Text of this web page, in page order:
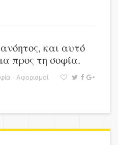
και αυτό
προς τη σοφία.
· Αφορισμοί